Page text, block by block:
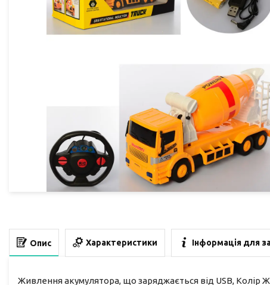
Опис Характеристики Інформація для
Живлення акумулятора, що заряджається від USB, Колір